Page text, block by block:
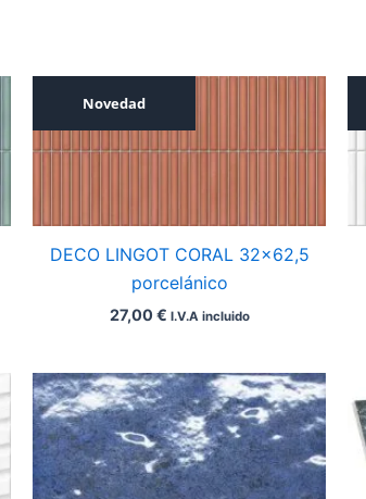
Novedad
DECO LINGOT CORAL 32×62,5
porcelánico
27,00€ I.V.A incluido